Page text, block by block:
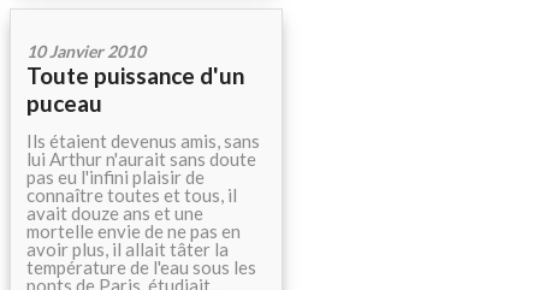
10 Janvier 2010
Toute puissance d'un
puceau
Ils étaient devenus amis, sans
lui Arthur n'aurait sans doute
pas eu l'infini plaisir de
connaître toutes et tous, il
avait douze ans et une
mortelle envie de ne pas en
avoir plus, il allait tâter la
température de l'eau sous les
ponts de Paris, étudiait...